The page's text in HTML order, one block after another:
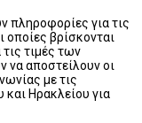
πληροφορίες για τις
βρίσκονται
τιμές των
να αποστείλουν οι
με τις
Ηρακλείου για